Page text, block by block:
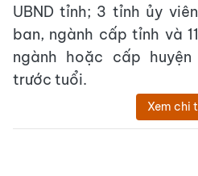
UBND tỉnh; 3 tỉnh ủy
ban, ngành cấp tỉnh và
ngành hoặc cấp
trước tuổi.
Xem chi